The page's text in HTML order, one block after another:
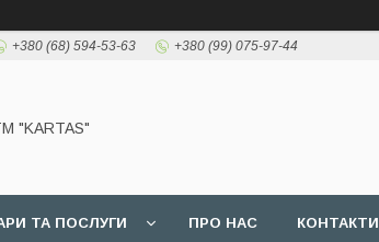
+380 (68) 594-53-63 +380 (99) 075-97-44
"KARTAS"
ТА ПОСЛУГИ ПРО НАС КОНТАКТИ